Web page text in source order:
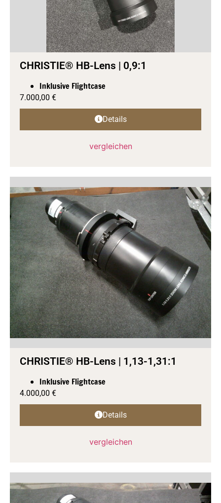
CHRISTIE® HB-Lens | 0,9:1
Inklusive Flightcase
7.000,00 €
Details
vergleichen
CHRISTIE® HB-Lens | 1,13-1,31:1
Inklusive Flightcase
4.000,00 €
Details
vergleichen